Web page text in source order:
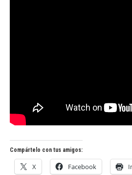
Compártelo con tus amigos:
X Facebook